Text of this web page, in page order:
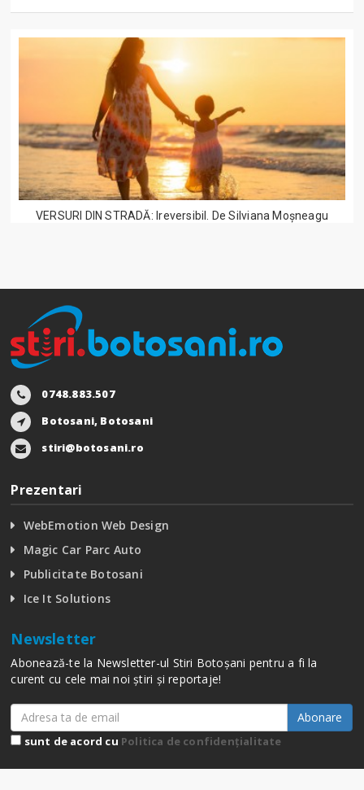
VERSURI DIN STRADĂ: Ireversibil. De Silviana Moșneagu
0748.883.507
Botosani, Botosani
stiri@botosani.ro
Prezentari
WebEmotion Web Design
Magic Car Parc Auto
Publicitate Botosani
Ice It Solutions
Newsletter
Abonează-te la Newsletter-ul Stiri Botoșani pentru a fi la
curent cu cele mai noi știri și reportaje!
Abonare
sunt de acord cu Politica de confidențialitate